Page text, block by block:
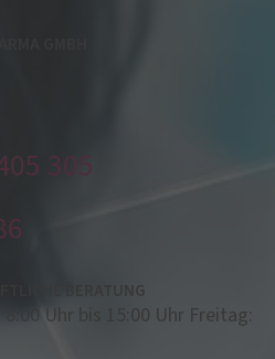
GMBH
305
BERATUNG
Uhr bis 15:00 Uhr Freitag: